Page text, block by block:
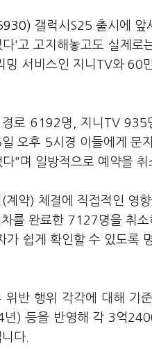
갤럭시S25 출시에 앞
'고 고지해놓고도 실제로
서비스인 지니TV와 60
로 6192명, 지니TV 935
오후 5시경 이들에게 문
"며 일방적으로 예약을 취
약) 체결에 직접적인 영
를 완료한 7127명을 취소
쉽게 확인할 수 있도록
반 행위 각각에 대해 기
) 등을 반영해 각 3억
다.